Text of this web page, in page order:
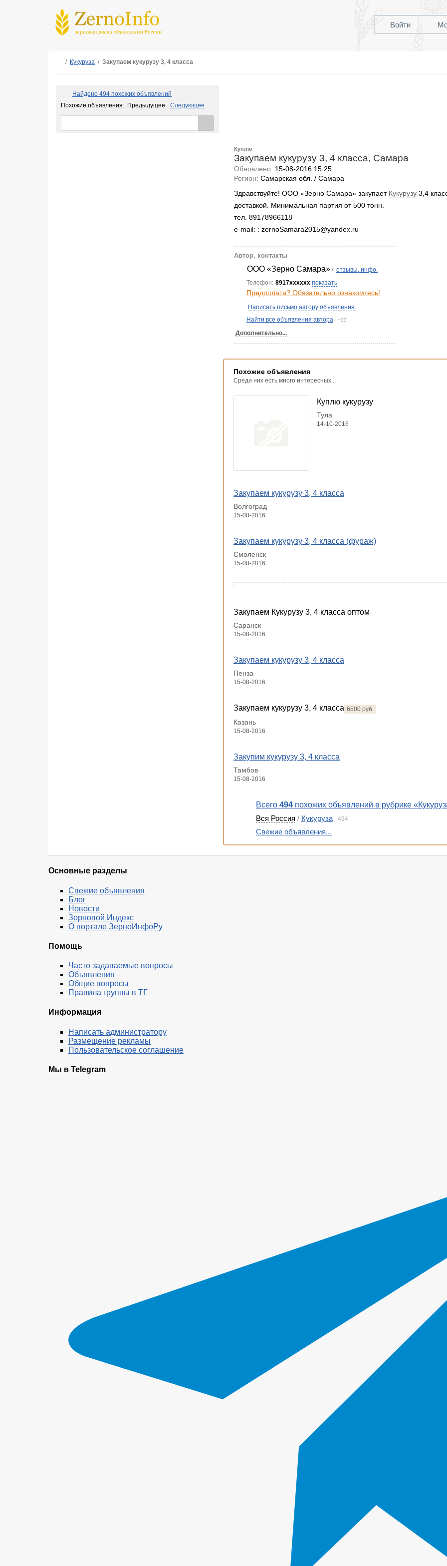
Войти
/ Кукуруза / Закупаем кукурузу 3, 4 класса
Найдено 494 похожих объявлений
Похожие объявления: Предыдущее Следующее
Куплю
Закупаем кукурузу 3, 4 класса, Самара
Обновлено: 15-08-2016 15:25
Регион: Самарская обл. / Самара
Здравствуйте! ООО «Зерно Самара» закупает Кукурузу 3,4
доставкой. Минимальная партия от 500 тонн.
тел. 89178966118
e-mail: : zernoSamara2015@yandex.ru
Автор, контакты
ООО «Зерно Самара» / отзывы, инфо.
Телефон: 8917xxxxxx показать
Предоплата? Обязательно ознакомтесь!
Написать письмо автору объявления
Найти все объявления автора
~23
Дополнительно...
Похожие объявления
Среди них есть много интересных...
Куплю кукурузу
Тула
14-10-2016
Закупаем кукурузу 3, 4 класса
Волгоград
15-08-2016
Закупаем кукурузу 3, 4 класса (фураж)
Смоленск
15-08-2016
Закупаем Кукурузу 3, 4 класса оптом
Саранск
15-08-2016
Закупаем кукурузу 3, 4 класса
Пенза
15-08-2016
Закупаем кукурузу 3, 4 класса 6500 руб.
Казань
15-08-2016
Закупим кукурузу 3, 4 класса
Тамбов
15-08-2016
Всего 494 похожих объявлений в рубрике
Вся Россия / Кукуруза 494
Свежие объявления...
Основные разделы
Свежие объявления
Блог
Новости
Зерновой Индекс
О портале ЗерноИнфоРу
Помощь
Часто задаваемые вопросы
Объявления
Общие вопросы
Правила группы в ТГ
Информация
Написать администратору
Размещение рекламы
Пользовательское соглашение
Мы в Telegram